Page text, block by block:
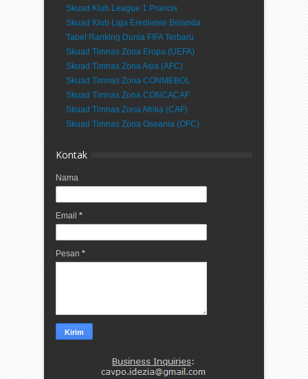
Skuad Klub League 1 Prancis
Skuad Klub Liga Eredivisie Belanda
Tabel Ranking Dunia FIFA Terbaru
Skuad Timnas Zona Eropa (UEFA)
Skuad Timnas Zona Asia (AFC)
Skuad Timnas Zona CONMEBOL
Skuad Timnas Zona CONCACAF
Skuad Timnas Zona Afrika (CAF)
Skuad Timnas Zona Oseania (OFC)
Kontak
Nama
Email *
Pesan *